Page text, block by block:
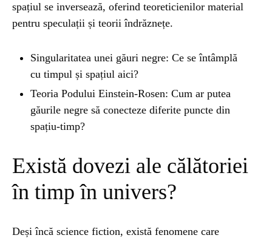
spațiul se inversează, oferind teoreticienilor material
pentru speculații și teorii îndrăznețe.
Singularitatea unei găuri negre: Ce se întâmplă
cu timpul și spațiul aici?
Teoria Podului Einstein-Rosen: Cum ar putea
găurile negre să conecteze diferite puncte din
spațiu-timp?
Există dovezi ale călătoriei
în timp în univers?
Deși încă science fiction, există fenomene care